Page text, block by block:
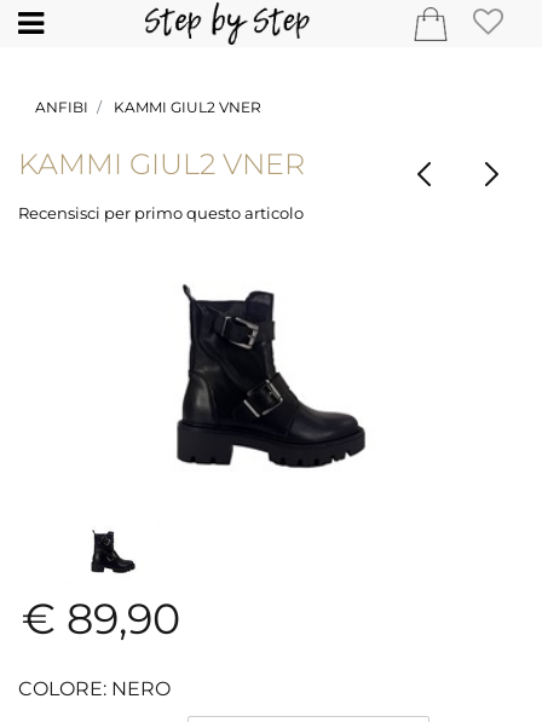
Open
ANFIBI KAMMI GIUL2 VNER
KAMMI GIUL2 VNER
Recensisci per primo questo articolo
€ 89,90
COLORE: NERO